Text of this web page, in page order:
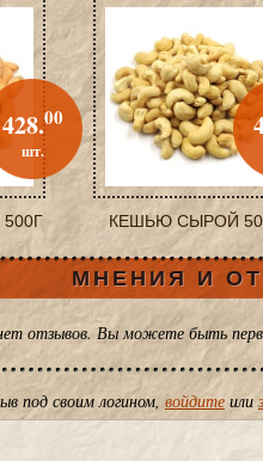
428.00
шт.
КЕШЬЮ СЫРОЙ
МНЕНИЯ И
отзывов. Вы можете быть
под своим логином, войдите или